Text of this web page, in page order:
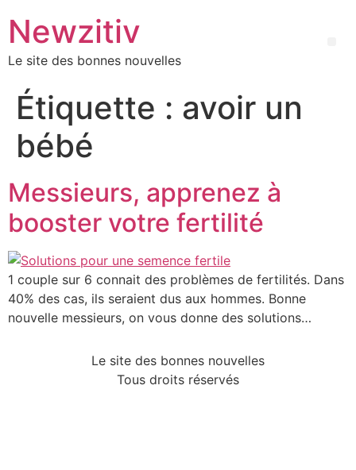
Newzitiv
Le site des bonnes nouvelles
Étiquette : avoir un
bébé
Messieurs, apprenez à
booster votre fertilité
1 couple sur 6 connait des problèmes de fertilités. Dans
40% des cas, ils seraient dus aux hommes. Bonne
nouvelle messieurs, on vous donne des solutions…
Le site des bonnes nouvelles
Tous droits réservés